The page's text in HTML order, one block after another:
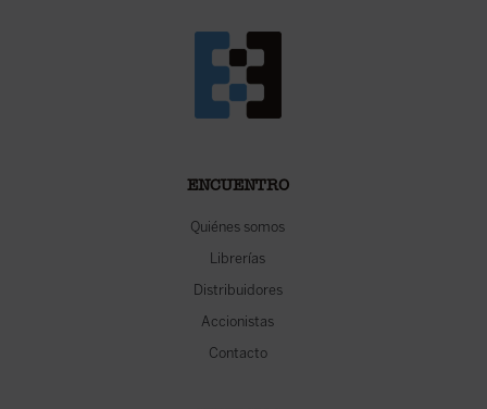
ENCUENTRO
Quiénes somos
Librerías
Distribuidores
Accionistas
Contacto